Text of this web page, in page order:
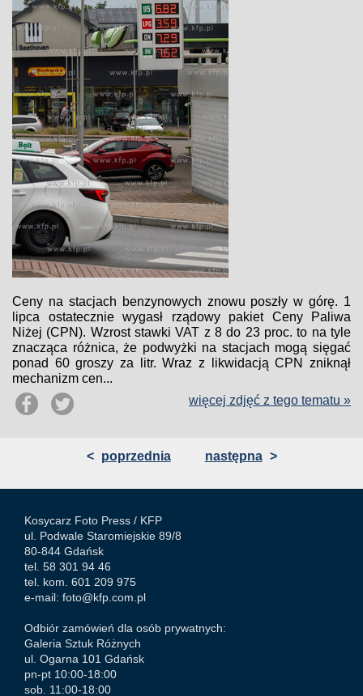
Ceny na stacjach benzynowych znowu poszły w górę. 1
lipca ostatecznie wygasł rządowy pakiet Ceny Paliwa
Niżej (CPN). Wzrost stawki VAT z 8 do 23 proc. to na tyle
znacząca różnica, że podwyżki na stacjach mogą sięgać
ponad 60 groszy za litr. Wraz z likwidacją CPN zniknął
mechanizm cen...
więcej zdjęć z tego tematu »
< poprzednia następna >
Kosycarz Foto Press / KFP
ul. Podwale Staromiejskie 89/8
80-844 Gdańsk
tel. 58 301 94 46
tel. kom. 601 209 975
e-mail: foto@kfp.com.pl
Odbiór zamówień dla osób prywatnych:
Galeria Sztuk Różnych
ul. Ogarna 101 Gdańsk
pn-pt 10:00-18:00
sob. 11:00-18:00